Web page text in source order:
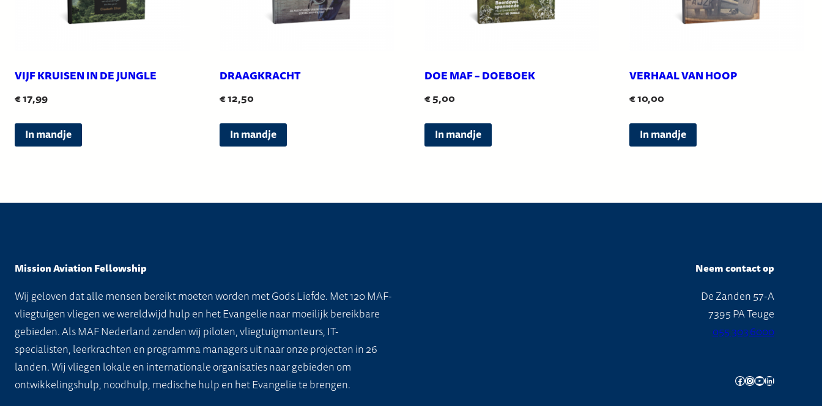
VIJF KRUISEN IN DE JUNGLE
€17,99
In mandje
DRAAGKRACHT
€12,50
In mandje
DOE MAF – DOEBOEK
€5,00
In mandje
VERHAAL VAN HOOP
€10,00
In mandje
Mission Aviation Fellowship
Wij geloven dat alle mensen bereikt moeten worden met Gods Liefde. Met 120 MAF-
vliegtuigen vliegen we wereldwijd hulp en het Evangelie naar moeilijk bereikbare
gebieden. Als MAF Nederland zenden wij piloten, vliegtuigmonteurs, IT-
specialisten, leerkrachten en programma managers uit naar onze projecten in 26
landen. Wij vliegen lokale en internationale organisaties naar gebieden om
ontwikkelingshulp, noodhulp, medische hulp en het Evangelie te brengen.
Neem contact op
De Zanden 57-A
7395 PA Teuge
055 303 6000
Facebook InstagramYouTube LinkedIn